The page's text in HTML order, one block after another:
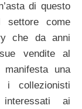
di questo
come
che da anni
vendite al
una
i collezionisti
ai